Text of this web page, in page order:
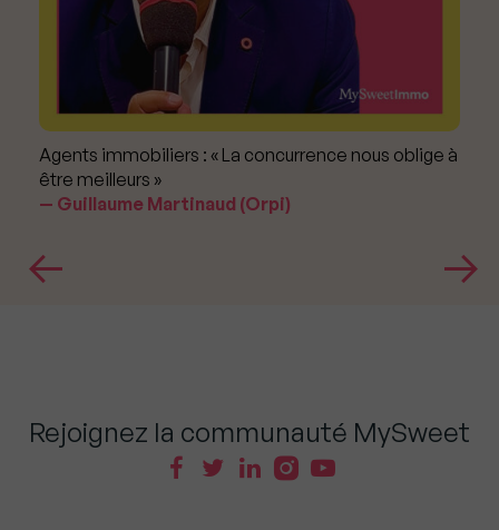
Agents immobiliers : « La concurrence nous oblige à
être meilleurs »
Guillaume Martinaud (Orpi)
Rejoignez la communauté MySweet